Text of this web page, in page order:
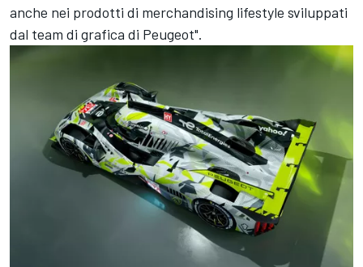
anche nei prodotti di merchandising lifestyle sviluppati
dal team di grafica di Peugeot".